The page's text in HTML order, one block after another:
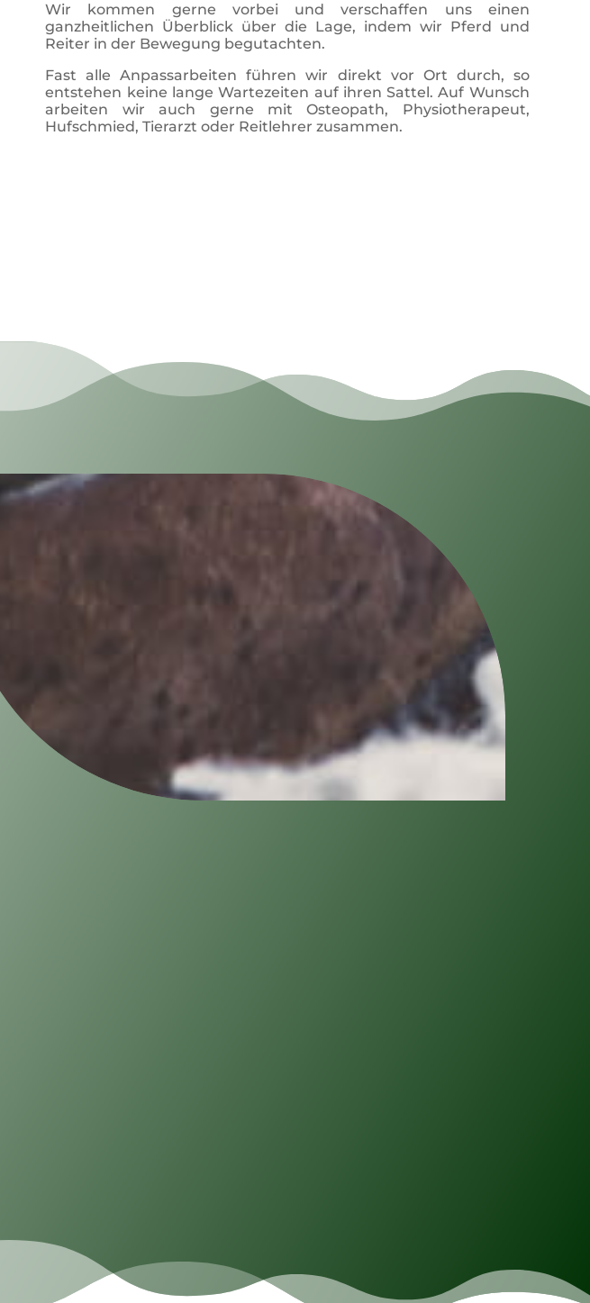
Wir kommen gerne vorbei und verschaffen uns einen
ganzheitlichen Überblick über die Lage, indem wir Pferd und
Reiter in der Bewegung begutachten.
Fast alle Anpassarbeiten führen wir direkt vor Ort durch, so
entstehen keine lange Wartezeiten auf ihren Sattel. Auf Wunsch
arbeiten wir auch gerne mit Osteopath, Physiotherapeut,
Hufschmied, Tierarzt oder Reitlehrer zusammen.